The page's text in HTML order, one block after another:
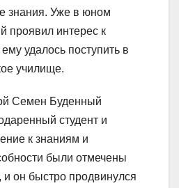
знания. Уже в юном
проявил интерес к
удалось поступить в
училище.
Семен Буденный
студент и
к знаниям и
были отмечены
он быстро продвинулся